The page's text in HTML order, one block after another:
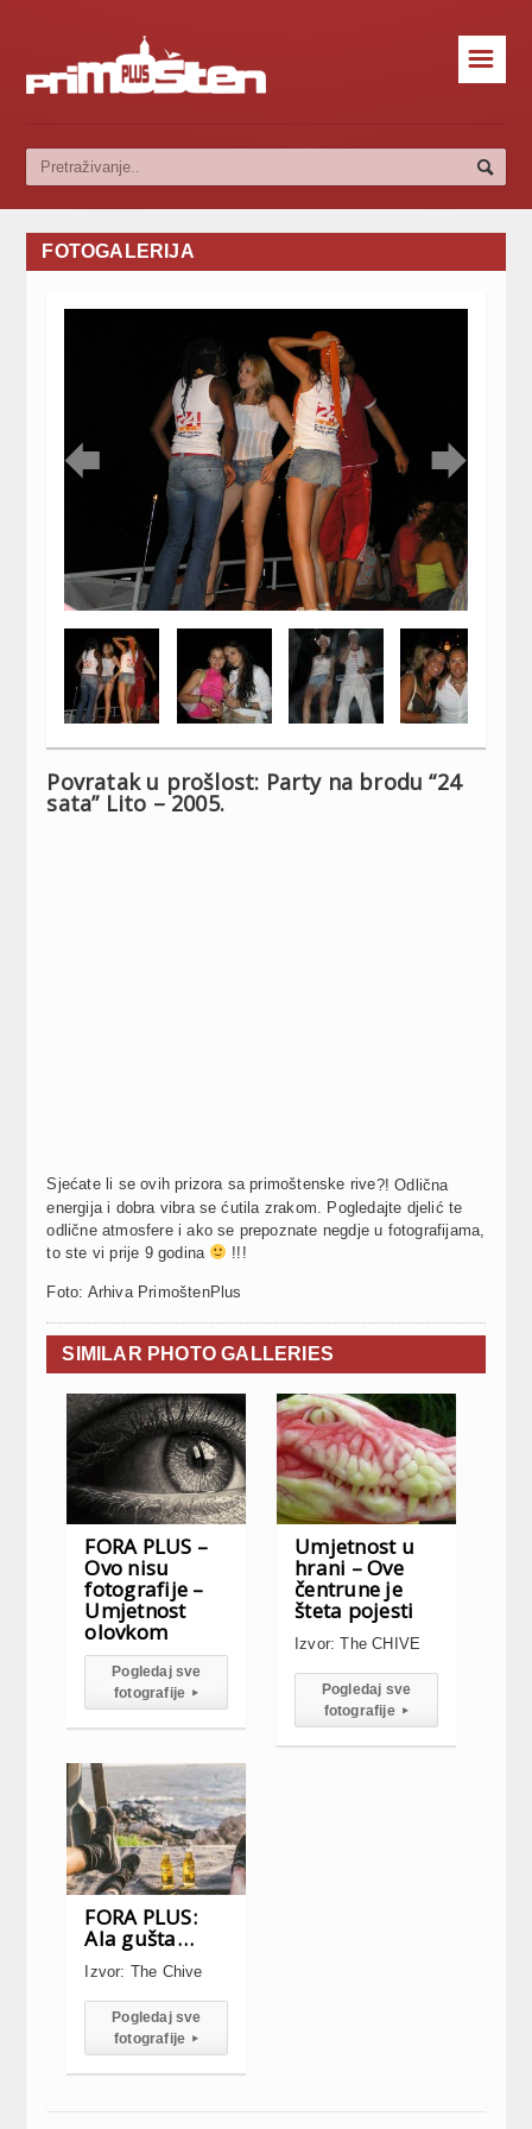
☰
FOTOGALERIJA
 
Povratak u prošlost: Party na brodu “24
sata” Lito – 2005.
Sjećate li se ovih prizora sa primoštenske rive?! Odlična
energija i dobra vibra se ćutila zrakom. Pogledajte djelić te
odlične atmosfere i ako se prepoznate negdje u fotografijama,
to ste vi prije 9 godina
!!!
Foto: Arhiva PrimoštenPlus
SIMILAR PHOTO GALLERIES
FORA PLUS –
Ovo nisu
fotografije –
Umjetnost
olovkom
Pogledaj sve
fotografije▸
Umjetnost u
hrani – Ove
čentrune je
šteta pojesti
Izvor: The CHIVE
Pogledaj sve
fotografije▸
FORA PLUS:
Ala gušta…
Izvor: The Chive
Pogledaj sve
fotografije▸